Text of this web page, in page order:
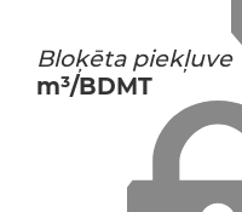
Bloķēta piekļuve
m³/BDMT